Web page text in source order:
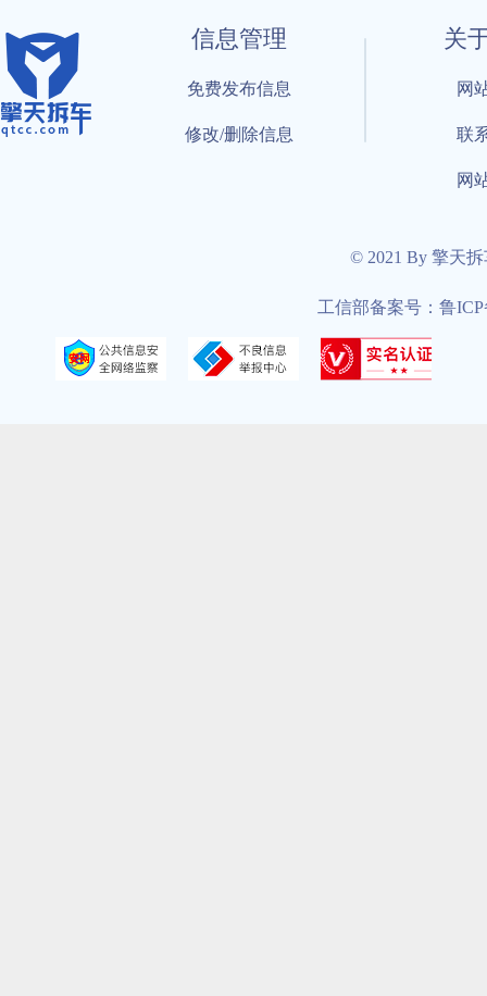
信息管理
免费发布信息
修改/删除信息
关
网
联
网
© 2021 By 擎天
工信部备案号：鲁